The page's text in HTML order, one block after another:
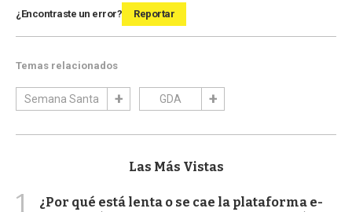
¿Encontraste un error? Reportar
Temas relacionados
Semana Santa GDA
Las Más Vistas
1
¿Por qué está lenta o se cae la plataforma e-